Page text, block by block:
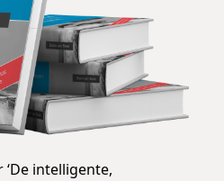
intelligente,